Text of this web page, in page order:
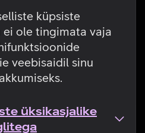
küpsiste
ei ole tingimata vaja
veebisaidil sinu
üksikasjalike
viga